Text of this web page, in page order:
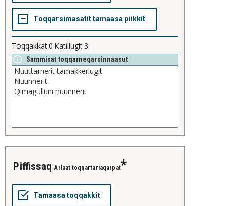
Toqqakkat0 Katillugit3
Sammisat toqqarneqarsinnaasut
piffissaq Arlaat toqqartariaqarpat